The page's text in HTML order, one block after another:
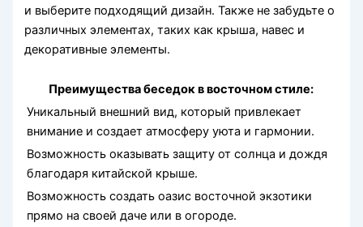
и выберите подходящий дизайн. Также не забудьте о
различных элементах, таких как крыша, навес и
декоративные элементы.
Преимущества беседок в восточном стиле:
Уникальный внешний вид, который привлекает
внимание и создает атмосферу уюта и гармонии.
Возможность оказывать защиту от солнца и дождя
благодаря китайской крыше.
Возможность создать оазис восточной экзотики
прямо на своей даче или в огороде.